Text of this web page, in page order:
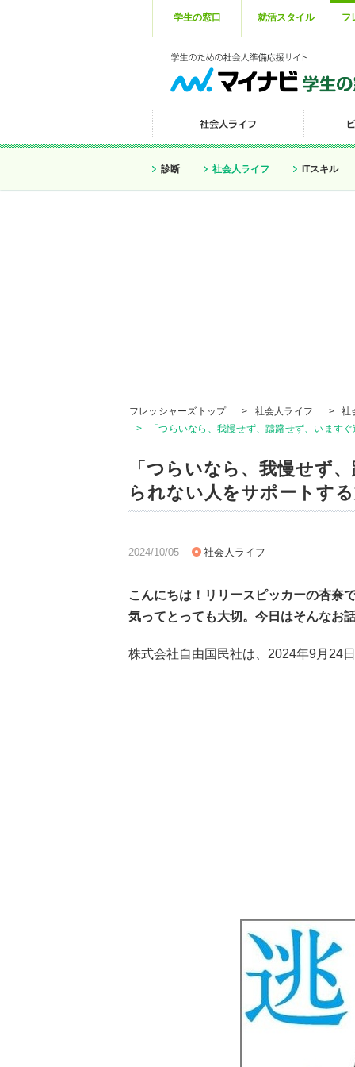
学生の窓口 就活スタイル フ
診断 社会人ライフ ITスキル
フレッシャーズトップ > 社会人ライフ >
社
>
「つらいなら、我慢せず、躊躇せず、います
「つらいなら、我慢せず
られない人をサポートす
2024/10/05 社会人ライフ
こんにちは！リリースピッカーの杏奈
気ってとっても大切。今日はそんなお
株式会社自由国民社は、2024年9月24